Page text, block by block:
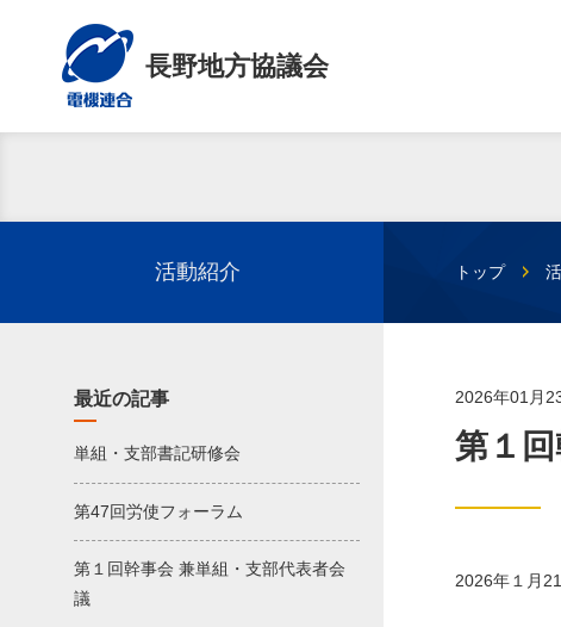
長野地方協議会
トップ
活動紹介
2026年01月
第１
2026年１月
最近の記事
単組・支部書記研修会
第47回労使フォーラム
第１回幹事会 兼単組・支部代表者会
議